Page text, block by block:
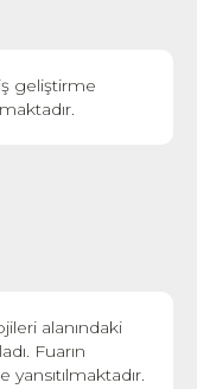
geliştirme
alanındaki
Fuarın
yansıtılmaktadır.